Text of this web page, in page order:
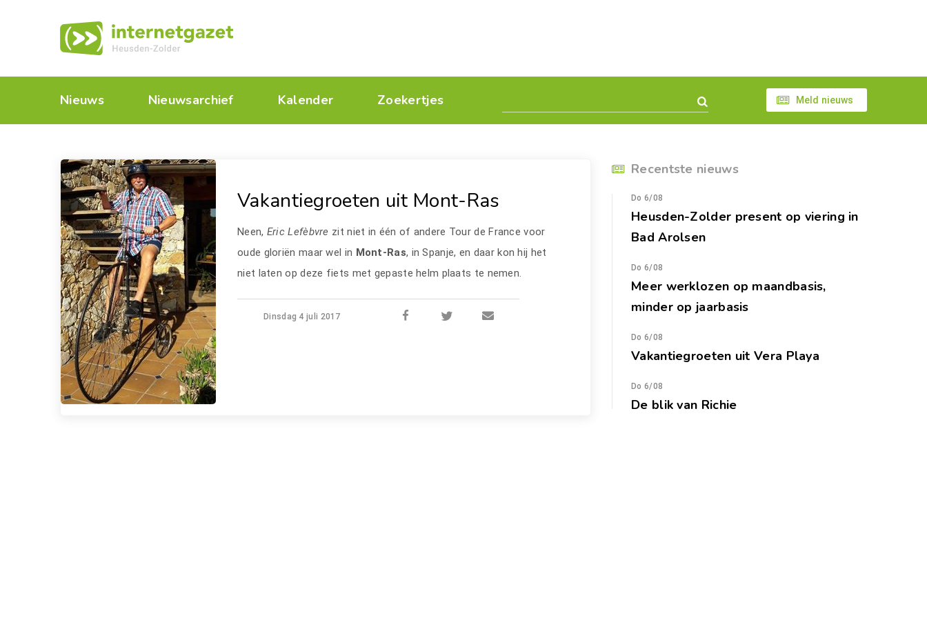
Nieuws Nieuwsarchief Kalender Zoekertjes Meld nieuws
Vakantiegroeten uit Mont-Ras
Neen, Eric Lefèbvre zit niet in één of andere Tour de France voor
oude gloriën maar wel in Mont-Ras, in Spanje, en daar kon hij het
niet laten op deze fiets met gepaste helm plaats te nemen.
Dinsdag 4 juli 2017
Recentste nieuws
Do 6/08
Heusden-Zolder present op viering in
Bad Arolsen
Do 6/08
Meer werklozen op maandbasis,
minder op jaarbasis
Do 6/08
Vakantiegroeten uit Vera Playa
Do 6/08
De blik van Richie